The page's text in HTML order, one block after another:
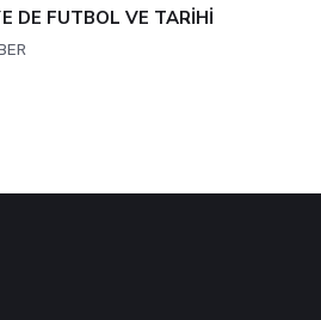
DE FUTBOL VE TARİHİ